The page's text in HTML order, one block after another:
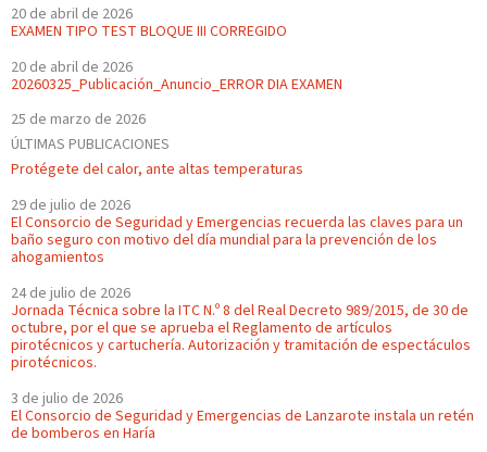
20 de abril de 2026
EXAMEN TIPO TEST BLOQUE III CORREGIDO
20 de abril de 2026
20260325_Publicación_Anuncio_ERROR DIA EXAMEN
25 de marzo de 2026
ÚLTIMAS PUBLICACIONES
Protégete del calor, ante altas temperaturas
29 de julio de 2026
El Consorcio de Seguridad y Emergencias recuerda las claves para un
baño seguro con motivo del día mundial para la prevención de los
ahogamientos
24 de julio de 2026
Jornada Técnica sobre la ITC N.º 8 del Real Decreto 989/2015, de 30 de
octubre, por el que se aprueba el Reglamento de artículos
pirotécnicos y cartuchería. Autorización y tramitación de espectáculos
pirotécnicos.
3 de julio de 2026
El Consorcio de Seguridad y Emergencias de Lanzarote instala un retén
de bomberos en Haría